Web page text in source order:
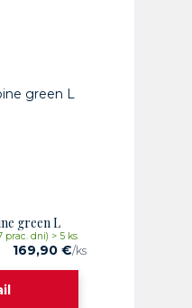
green L
169,90 €/ks
prac. dni) > 5 ks